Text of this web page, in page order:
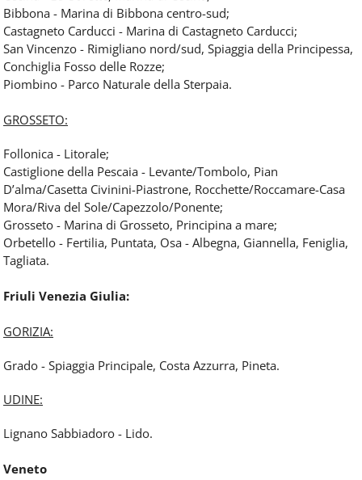
Bibbona - Marina di Bibbona centro-sud;
Castagneto Carducci - Marina di Castagneto Carducci;
San Vincenzo - Rimigliano nord/sud, Spiaggia della Principessa,
Conchiglia Fosso delle Rozze;
Piombino - Parco Naturale della Sterpaia.
GROSSETO:
Follonica - Litorale;
Castiglione della Pescaia - Levante/Tombolo, Pian
D’alma/Casetta Civinini-Piastrone, Rocchette/Roccamare-Casa
Mora/Riva del Sole/Capezzolo/Ponente;
Grosseto - Marina di Grosseto, Principina a mare;
Orbetello - Fertilia, Puntata, Osa - Albegna, Giannella, Feniglia,
Tagliata.
Friuli Venezia Giulia:
GORIZIA:
Grado - Spiaggia Principale, Costa Azzurra, Pineta.
UDINE:
Lignano Sabbiadoro - Lido.
Veneto